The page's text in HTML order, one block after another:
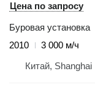
Цена по запросу
Буровая установка
2010
3 000 м/ч
Китай, Shanghai